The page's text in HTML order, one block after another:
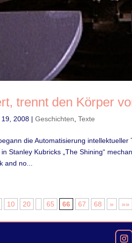
trennt den Körper
19, 2008 |Geschichten,Texte
die Automatisierung
Stanley Kubricks „The Shining“
and no...
10 20 65 66 67 68 » »»